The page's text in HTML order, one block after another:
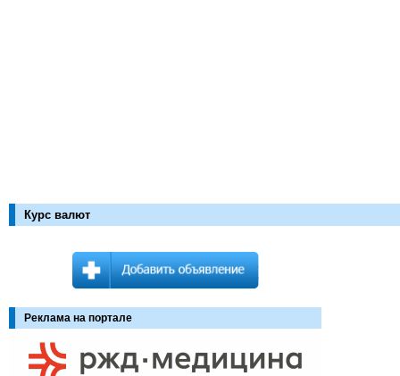
Курс валют
Реклама на портале